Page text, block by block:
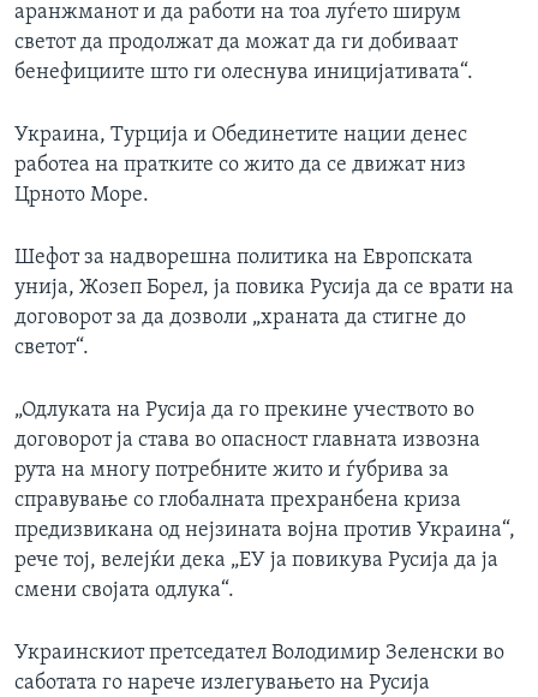
аранжманот и да работи на тоа луѓето ширум
светот да продолжат да можат да ги добиваат
бенефициите што ги олеснува иницијативата“.
Украина, Турција и Обединетите нации денес
работеа на пратките со жито да се движат низ
Црното Море.
Шефот за надворешна политика на Европската
унија, Жозеп Борел, ја повика Русија да се врати на
договорот за да дозволи „храната да стигне до
светот“.
„Одлуката на Русија да го прекине учеството во
договорот ја става во опасност главната извозна
рута на многу потребните жито и ѓубрива за
справување со глобалната прехранбена криза
предизвикана од нејзината војна против Украина“,
рече тој, велејќи дека „ЕУ ја повикува Русија да ја
смени својата одлука“.
Украинскиот претседател Володимир Зеленски во
саботата го нарече излегувањето на Русија